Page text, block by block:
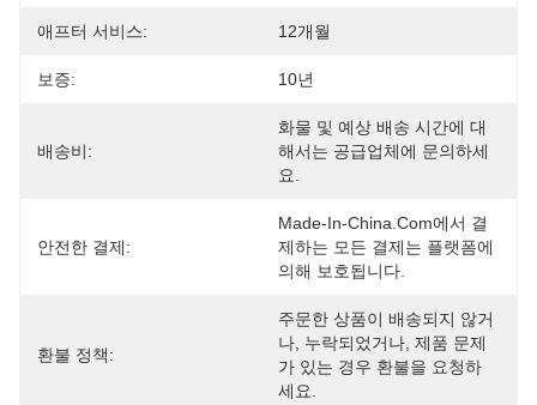
애프터 서비스: 12개월
보증: 10년
배송비:
화물 및 예상 배송 시간에 대
해서는 공급업체에 문의하세
요.
안전한 결제:
Made-In-China.com에서 결
제하는 모든 결제는 플랫폼에
의해 보호됩니다.
환불 정책:
주문한 상품이 배송되지 않거
나, 누락되었거나, 제품 문제
가 있는 경우 환불을 요청하
세요.